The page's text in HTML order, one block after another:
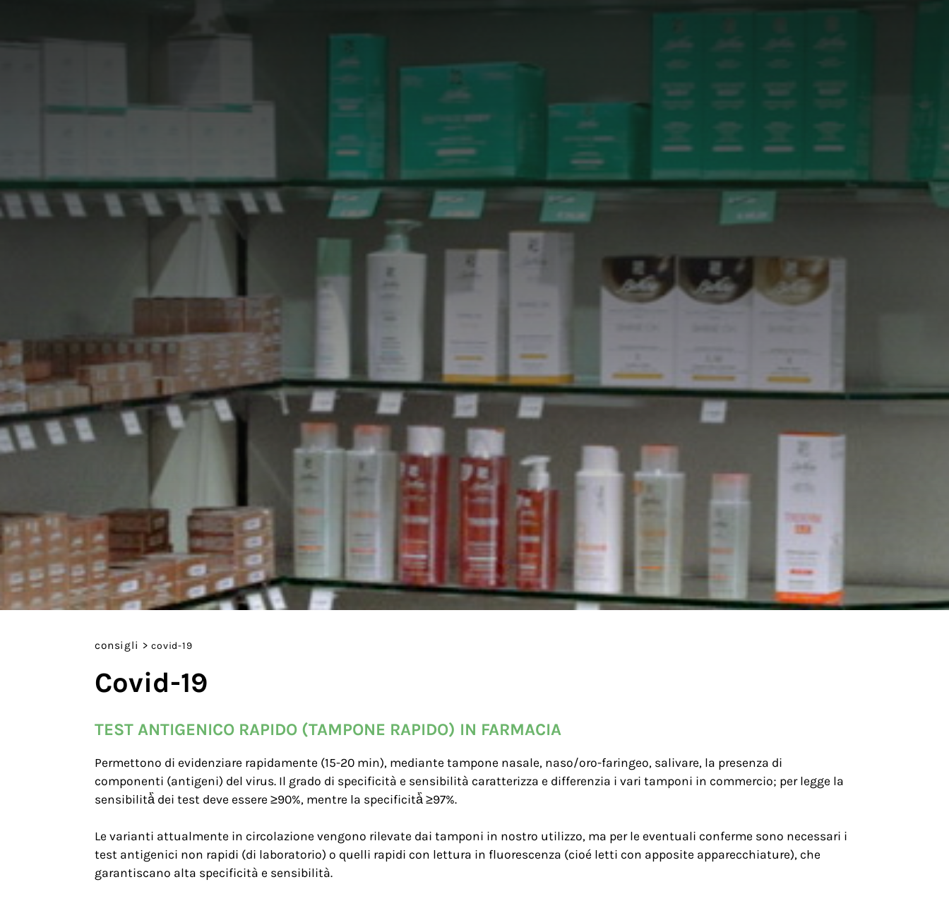
consigli > covid-19
Covid-19
TEST ANTIGENICO RAPIDO (TAMPONE RAPIDO) IN FARMACIA
Permettono di evidenziare rapidamente (15-20 min), mediante tampone nasale, naso/oro-faringeo, salivare, la presenza di
componenti (antigeni) del virus. Il grado di specificità e sensibilità caratterizza e differenzia i vari tamponi in commercio; per legge la
sensibilità̀̀ dei test deve essere ≥90%, mentre la specificità̀̀ ≥97%.
Le varianti attualmente in circolazione vengono rilevate dai tamponi in nostro utilizzo, ma per le eventuali conferme sono necessari i
test antigenici non rapidi (di laboratorio) o quelli rapidi con lettura in fluorescenza (cioé letti con apposite apparecchiature), che
garantiscano alta specificità e sensibilità.